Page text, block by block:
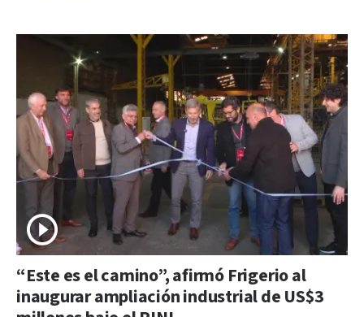
“Este es el camino”, afirmó Frigerio al
inaugurar ampliación industrial de US$3